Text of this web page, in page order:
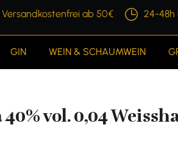
Versandkostenfrei ab 50€ 24-48h
GIN WEIN & SCHAUMWEIN
vol. 0,04